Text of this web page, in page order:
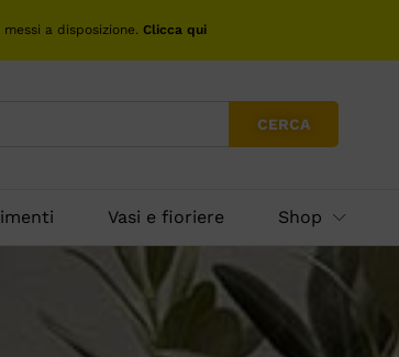
CERCA
Vasi e fioriere Shop
a disposizione. Clicca qui